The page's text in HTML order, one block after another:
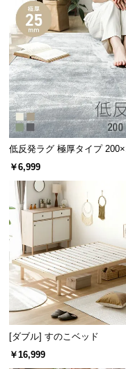
つ
い
て
搬
入
経
路
に
つ
い
て
返
キ
ャ
ン
ル
に
い
シリー
ルコーデ
同シリーズの家
が生まれ、すっ
になります。
低反発ラグ 極厚タイプ
￥6,999
[ダブル] すのこベッド
￥16,999